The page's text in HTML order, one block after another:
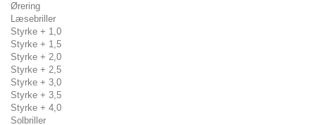
Ørering
Læsebriller
Styrke + 1,0
Styrke + 1,5
Styrke + 2,0
Styrke + 2,5
Styrke + 3,0
Styrke + 3,5
Styrke + 4,0
Solbriller